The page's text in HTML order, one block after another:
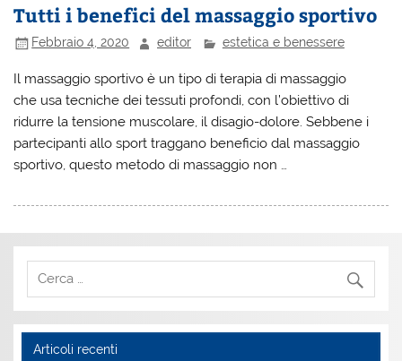
Tutti i benefici del massaggio sportivo
Febbraio 4, 2020 editor estetica e benessere
Il massaggio sportivo è un tipo di terapia di massaggio
che usa tecniche dei tessuti profondi, con l’obiettivo di
ridurre la tensione muscolare, il disagio-dolore. Sebbene i
partecipanti allo sport traggano beneficio dal massaggio
sportivo, questo metodo di massaggio non …
Articoli recenti